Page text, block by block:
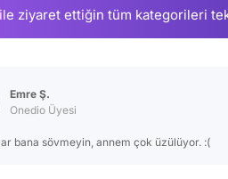
ile ziyaret ettiğin tüm kategorileri
Emre Ş.
Onedio Üyesi
bana sövmeyin, annem çok üzülüyor. :(